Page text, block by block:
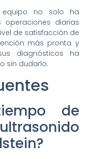
no solo ha
diarias
de satisfacción de
más pronta y
diagnósticos ha
sin dudarlo.
de